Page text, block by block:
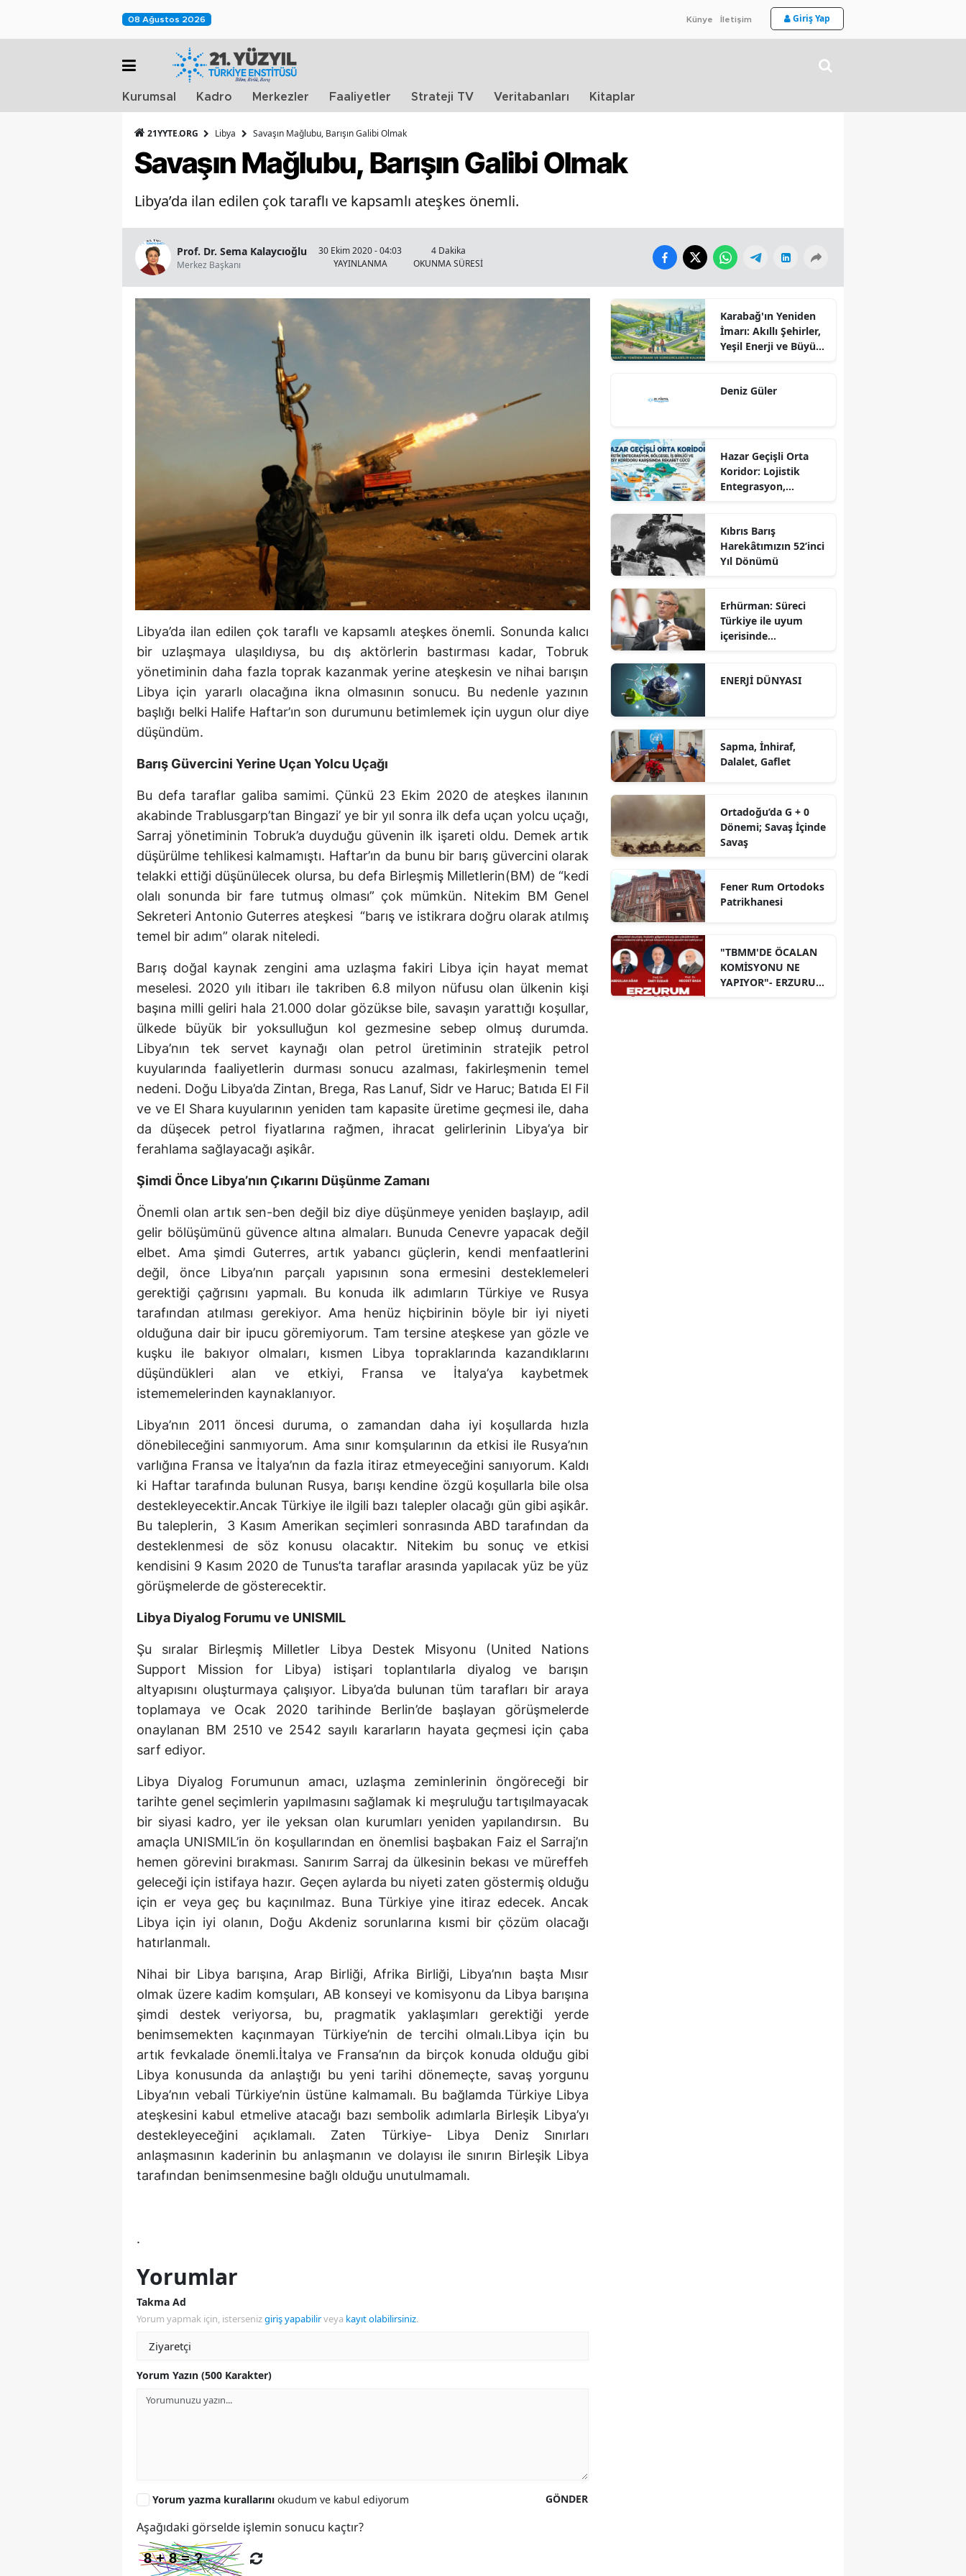
08 Ağustos 2026 Künye İletişim Giriş Yap
Kurumsal Kadro Merkezler Faaliyetler Strateji TV Veritabanları Kitaplar
21YYTE.ORG Libya Savaşın Mağlubu, Barışın Galibi Olmak
Savaşın Mağlubu, Barışın Galibi Olmak
Libya’da ilan edilen çok taraflı ve kapsamlı ateşkes önemli.
Prof. Dr. Sema Kalaycıoğlu
Merkez Başkanı
30 Ekim 2020 - 04:03
YAYINLANMA
4 Dakika
OKUNMA SÜRESİ
Libya’da ilan edilen çok taraflı ve kapsamlı ateşkes önemli. Sonunda kalıcı
bir uzlaşmaya ulaşıldıysa, bu dış aktörlerin bastırması kadar, Tobruk
yönetiminin daha fazla toprak kazanmak yerine ateşkesin ve nihai barışın
Libya için yararlı olacağına ikna olmasının sonucu. Bu nedenle yazının
başlığı belki Halife Haftar’ın son durumunu betimlemek için uygun olur diye
düşündüm.
Barış Güvercini Yerine Uçan Yolcu Uçağı
Bu defa taraflar galiba samimi. Çünkü 23 Ekim 2020 de ateşkes ilanının
akabinde Trablusgarp’tan Bingazi’ ye bir yıl sonra ilk defa uçan yolcu uçağı,
Sarraj yönetiminin Tobruk’a duyduğu güvenin ilk işareti oldu. Demek artık
düşürülme tehlikesi kalmamıştı. Haftar’ın da bunu bir barış güvercini olarak
telakki ettiği düşünülecek olursa, bu defa Birleşmiş Milletlerin(BM) de “kedi
olalı sonunda bir fare tutmuş olması” çok mümkün. Nitekim BM Genel
Sekreteri Antonio Guterres ateşkesi “barış ve istikrara doğru olarak atılmış
temel bir adım” olarak niteledi.
Barış doğal kaynak zengini ama uzlaşma fakiri Libya için hayat memat
meselesi. 2020 yılı itibarı ile takriben 6.8 milyon nüfusu olan ülkenin kişi
başına milli geliri hala 21.000 dolar gözükse bile, savaşın yarattığı koşullar,
ülkede büyük bir yoksulluğun kol gezmesine sebep olmuş durumda.
Libya’nın tek servet kaynağı olan petrol üretiminin stratejik petrol
kuyularında faaliyetlerin durması sonucu azalması, fakirleşmenin temel
nedeni. Doğu Libya’da Zintan, Brega, Ras Lanuf, Sidr ve Haruc; Batıda El Fil
ve ve El Shara kuyularının yeniden tam kapasite üretime geçmesi ile, daha
da düşecek petrol fiyatlarına rağmen, ihracat gelirlerinin Libya’ya bir
ferahlama sağlayacağı aşikâr.
Şimdi Önce Libya’nın Çıkarını Düşünme Zamanı
Önemli olan artık sen-ben değil biz diye düşünmeye yeniden başlayıp, adil
gelir bölüşümünü güvence altına almaları. Bunuda Cenevre yapacak değil
elbet. Ama şimdi Guterres, artık yabancı güçlerin, kendi menfaatlerini
değil, önce Libya’nın parçalı yapısının sona ermesini desteklemeleri
gerektiği çağrısını yapmalı. Bu konuda ilk adımların Türkiye ve Rusya
tarafından atılması gerekiyor. Ama henüz hiçbirinin böyle bir iyi niyeti
olduğuna dair bir ipucu göremiyorum. Tam tersine ateşkese yan gözle ve
kuşku ile bakıyor olmaları, kısmen Libya topraklarında kazandıklarını
düşündükleri alan ve etkiyi, Fransa ve İtalya’ya kaybetmek
istememelerinden kaynaklanıyor.
Libya’nın 2011 öncesi duruma, o zamandan daha iyi koşullarda hızla
dönebileceğini sanmıyorum. Ama sınır komşularının da etkisi ile Rusya’nın
varlığına Fransa ve İtalya’nın da fazla itiraz etmeyeceğini sanıyorum. Kaldı
ki Haftar tarafında bulunan Rusya, barışı kendine özgü koşullarla bile olsa
destekleyecektir.Ancak Türkiye ile ilgili bazı talepler olacağı gün gibi aşikâr.
Bu taleplerin, 3 Kasım Amerikan seçimleri sonrasında ABD tarafından da
desteklenmesi de söz konusu olacaktır. Nitekim bu sonuç ve etkisi
kendisini 9 Kasım 2020 de Tunus’ta taraflar arasında yapılacak yüz be yüz
görüşmelerde de gösterecektir.
Libya Diyalog Forumu ve UNISMIL
Şu sıralar Birleşmiş Milletler Libya Destek Misyonu (United Nations
Support Mission for Libya) istişari toplantılarla diyalog ve barışın
altyapısını oluşturmaya çalışıyor. Libya’da bulunan tüm tarafları bir araya
toplamaya ve Ocak 2020 tarihinde Berlin’de başlayan görüşmelerde
onaylanan BM 2510 ve 2542 sayılı kararların hayata geçmesi için çaba
sarf ediyor.
Libya Diyalog Forumunun amacı, uzlaşma zeminlerinin öngöreceği bir
tarihte genel seçimlerin yapılmasını sağlamak ki meşruluğu tartışılmayacak
bir siyasi kadro, yer ile yeksan olan kurumları yeniden yapılandırsın. Bu
amaçla UNISMIL’in ön koşullarından en önemlisi başbakan Faiz el Sarraj’ın
hemen görevini bırakması. Sanırım Sarraj da ülkesinin bekası ve müreffeh
geleceği için istifaya hazır. Geçen aylarda bu niyeti zaten göstermiş olduğu
için er veya geç bu kaçınılmaz. Buna Türkiye yine itiraz edecek. Ancak
Libya için iyi olanın, Doğu Akdeniz sorunlarına kısmi bir çözüm olacağı
hatırlanmalı.
Nihai bir Libya barışına, Arap Birliği, Afrika Birliği, Libya’nın başta Mısır
olmak üzere kadim komşuları, AB konseyi ve komisyonu da Libya barışına
şimdi destek veriyorsa, bu, pragmatik yaklaşımları gerektiği yerde
benimsemekten kaçınmayan Türkiye’nin de tercihi olmalı.Libya için bu
artık fevkalade önemli.İtalya ve Fransa’nın da birçok konuda olduğu gibi
Libya konusunda da anlaştığı bu yeni tarihi dönemeçte, savaş yorgunu
Libya’nın vebali Türkiye’nin üstüne kalmamalı. Bu bağlamda Türkiye Libya
ateşkesini kabul etmelive atacağı bazı sembolik adımlarla Birleşik Libya’yı
destekleyeceğini açıklamalı. Zaten Türkiye- Libya Deniz Sınırları
anlaşmasının kaderinin bu anlaşmanın ve dolayısı ile sınırın Birleşik Libya
tarafından benimsenmesine bağlı olduğu unutulmamalı.
.
Yorumlar
Takma Ad
Yorum yapmak için, istersenizgiriş yapabilirveya kayıt olabilirsiniz.
Yorum Yazın (500 Karakter)
GÖNDER
Yorum yazma kurallarını okudum ve kabul ediyorum
Aşağıdaki görselde işlemin sonucu kaçtır?
Karabağ'ın Yeniden
İmarı: Akıllı Şehirler,
Yeşil Enerji ve Büyük
Sürdürülebilir
Deniz Güler
Hazar Geçişli Orta
Koridor: Lojistik
Entegrasyon,
Karşısında Rekabet
Gücü
Kıbrıs Barış
Harekâtımızın 52’inci
Yıl Dönümü
Erhürman: Süreci
Türkiye ile uyum
içerisinde
ENERJİ DÜNYASI
Sapma, İnhiraf,
Dalalet, Gaflet
Ortadoğu’da G + 0
Dönemi; Savaş İçinde
Savaş
Fener Rum Ortodoks
Patrikhanesi
"TBMM'DE ÖCALAN
KOMİSYONU NE
YAPIYOR"- ERZURUM